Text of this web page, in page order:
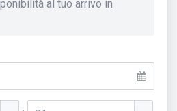
al tuo arrivo in